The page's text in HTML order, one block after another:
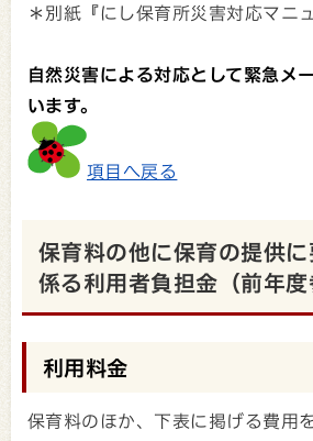
＊別紙『にし保育所災害対応マニ
自然災害による対応として緊急メ
います。
項目へ戻る
保育料の他に保育の提供
係る利用者負担金（前年
利用料金
保育料のほか、下表に掲げる費用